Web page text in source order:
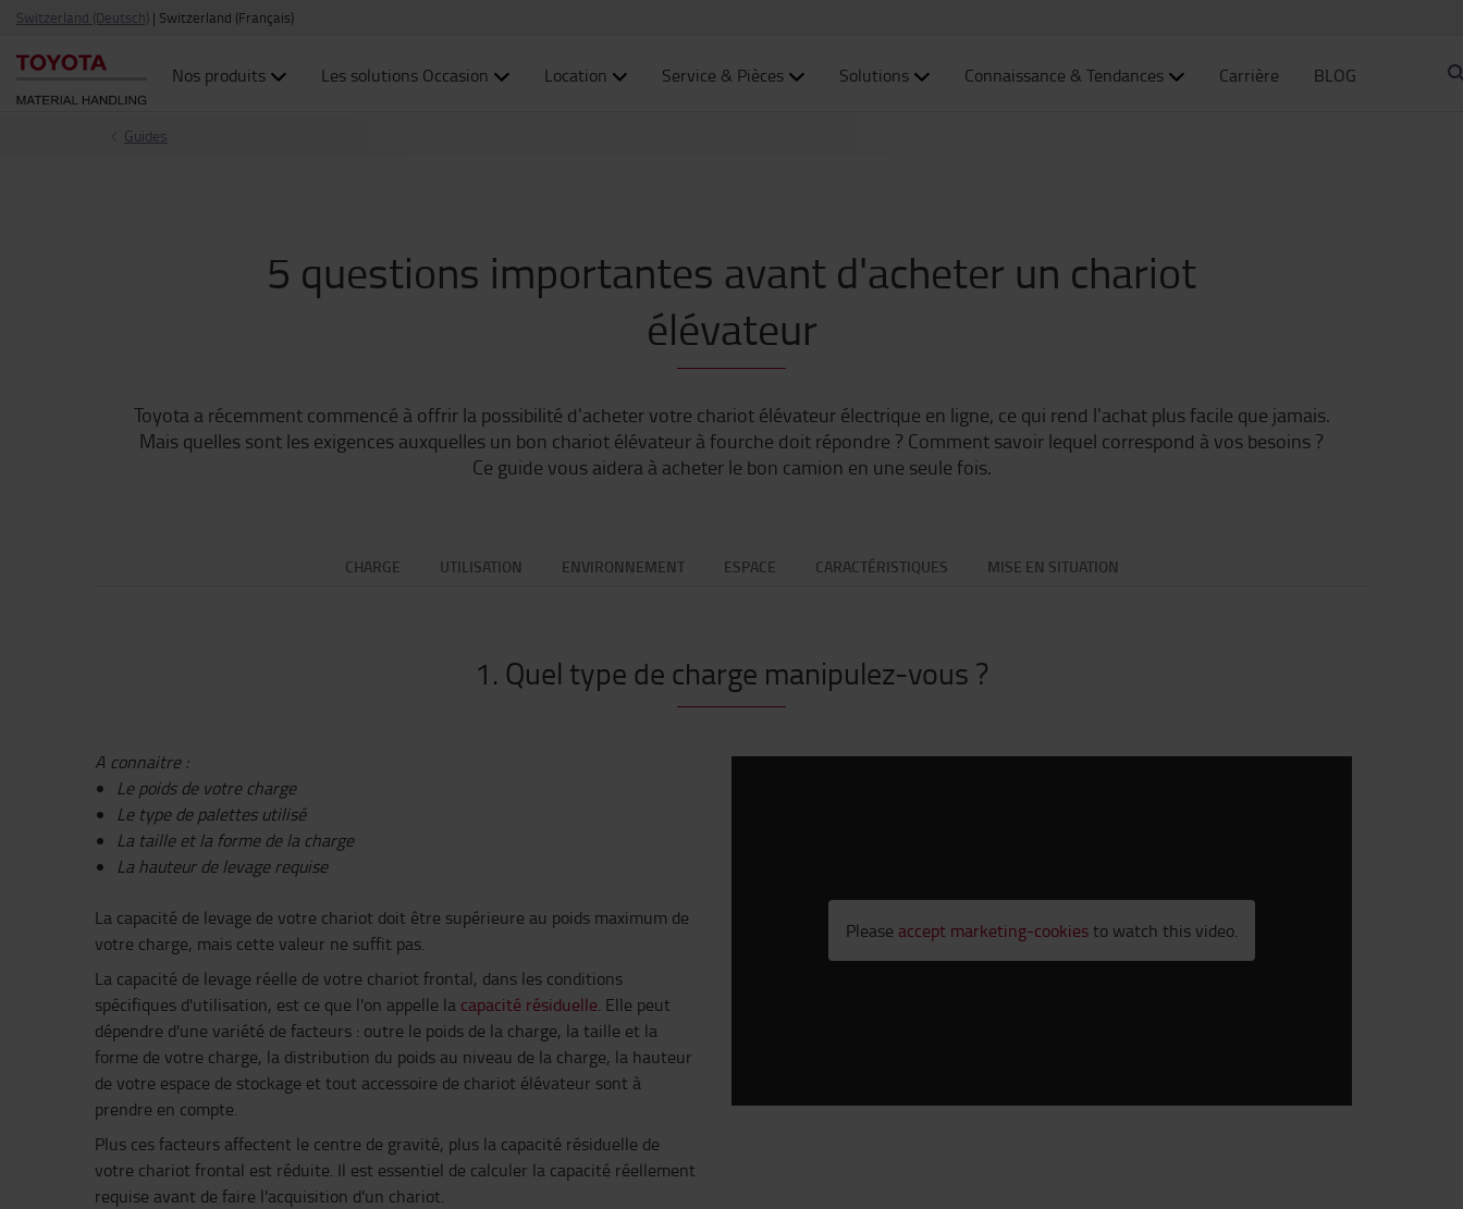
Switzerland (Deutsch) | Switzerland (Français)
Nos produits Les solutions Occasion Location Service & Pièces Solutions Connaissance & Tendances Carrière BLOG
Guides
5 questions importantes avant d'acheter un chariot
élévateur
Toyota a récemment commencé à offrir la possibilité d'acheter votre chariot élévateur électrique en ligne, ce qui rend l'achat plus facile que jamais.
Mais quelles sont les exigences auxquelles un bon chariot élévateur à fourche doit répondre ? Comment savoir lequel correspond à vos besoins ?
Ce guide vous aidera à acheter le bon camion en une seule fois.
CHARGE UTILISATION ENVIRONNEMENT ESPACE CARACTÉRISTIQUES MISE EN SITUATION
1. Quel type de charge manipulez-vous ?
Please accept marketing-cookiesto watch this video.
A connaitre :
Le poids de votre charge
Le type de palettes utilisé
La taille et la forme de la charge
La hauteur de levage requise
La capacité de levage de votre chariot doit être supérieure au poids maximum de
votre charge, mais cette valeur ne suffit pas.
La capacité de levage réelle de votre chariot frontal, dans les conditions
spécifiques d'utilisation, est ce que l'on appelle la capacité résiduelle. Elle peut
dépendre d'une variété de facteurs : outre le poids de la charge, la taille et la
forme de votre charge, la distribution du poids au niveau de la charge, la hauteur
de votre espace de stockage et tout accessoire de chariot élévateur sont à
prendre en compte.
Plus ces facteurs affectent le centre de gravité, plus la capacité résiduelle de
votre chariot frontal est réduite. Il est essentiel de calculer la capacité réellement
requise avant de faire l'acquisition d'un chariot.